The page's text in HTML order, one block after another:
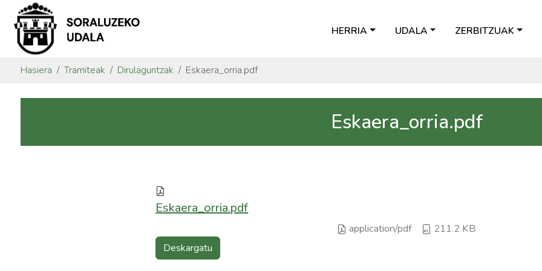
HERRIA UDALA ZERBITZUAK
Hasiera Tramiteak Dirulaguntzak Eskaera_orria.pdf
Eskaera_orria.pdf
Eskaera_orria.pdf
application/pdf 211.2 KB
Deskargatu